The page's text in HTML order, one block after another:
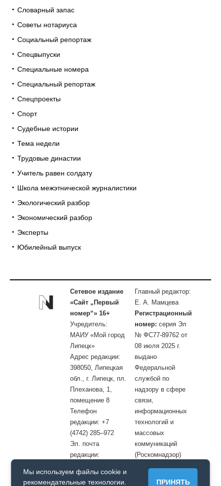
Мы используем файлы cookie и
рекомендательные технологии.
ПРИНЯТЬ
Словарный запас
Советы нотариуса
Социальный репортаж
Спецвыпуски
Специальные номера
Специальный репортаж
Спецпроекты
Спорт
Судебные истории
Тема недели
Трудовые династии
Учитель равен солдату
Школа межэтнической журналистики
Экологический разбор
Экономический разбор
Эксперты
Юбилейный выпуск
Сетевое издание
«Сайт „Первый
номер“» 16+
Учредитель:
МАИУ «Мой город
Липецк»
Адрес редакции:
398050, Липецкая
обл., г. Липецк, пл.
Плеханова, 1,
помещение 8
Телефон
редакции: +7
(4742) 285–972
Эл. почта
редакции:
Главный редактор:
Е. А. Мамцева
Регистрационный
номер: серия Эл
№ ФС77-89762 от
08 июля 2025 г.
выдано
Федеральной
службой по
надзору в сфере
связи,
информационных
технологий и
массовых
коммуникаций
(Роскомнадзор)
Первый номер © / Допускается цитирование материалов с